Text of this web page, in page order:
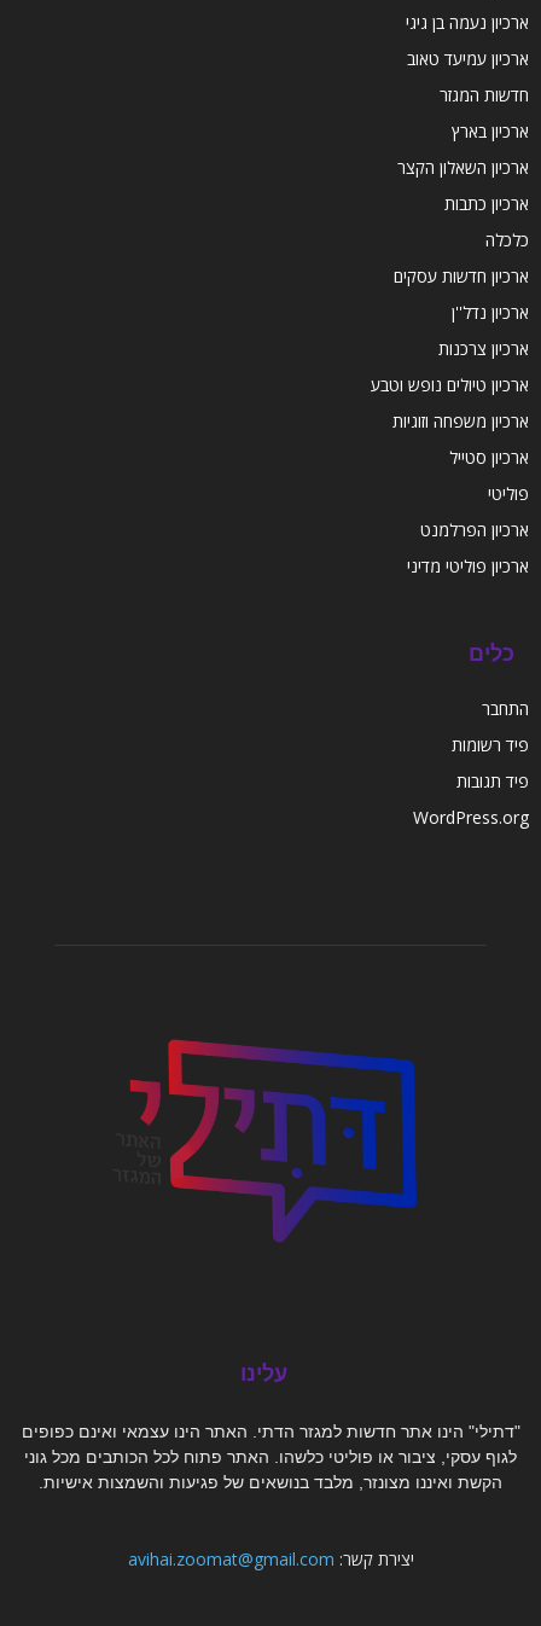
ארכיון נעמה בן גיגי
ארכיון עמיעד טאוב
חדשות המגזר
ארכיון בארץ
ארכיון השאלון הקצר
ארכיון כתבות
כלכלה
ארכיון חדשות עסקים
ארכיון נדל''ן
ארכיון צרכנות
ארכיון טיולים נופש וטבע
ארכיון משפחה וזוגיות
ארכיון סטייל
פוליטי
ארכיון הפרלמנט
ארכיון פוליטי מדיני
כלים
התחבר
פיד רשומות
פיד תגובות
WordPress.org
עלינו
"דתילי" הינו אתר חדשות למגזר הדתי. האתר הינו עצמאי ואינם כפופים
לגוף עסקי, ציבור או פוליטי כלשהו. האתר פתוח לכל הכותבים מכל גוני
הקשת ואיננו מצונזר, מלבד בנושאים של פגיעות והשמצות אישיות.
יצירת קשר: avihai.zoomat@gmail.com